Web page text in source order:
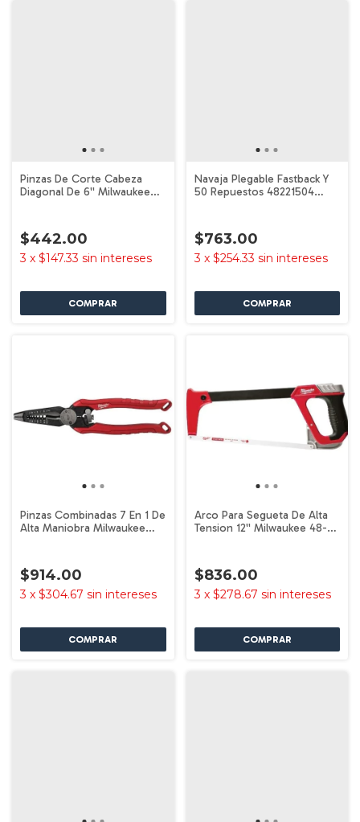
Pinzas De Corte Cabeza
Diagonal De 6'' Milwaukee
$442.00
3 x $147.33 sin intereses
Navaja Plegable Fastback Y
50 Repuestos 48221504
$763.00
3 x $254.33 sin intereses
Pinzas Combinadas 7 En 1 De
Alta Maniobra Milwaukee
$914.00
3 x $304.67 sin intereses
Arco Para Segueta De Alta
Tension 12'' Milwaukee 48-
$836.00
3 x $278.67 sin intereses